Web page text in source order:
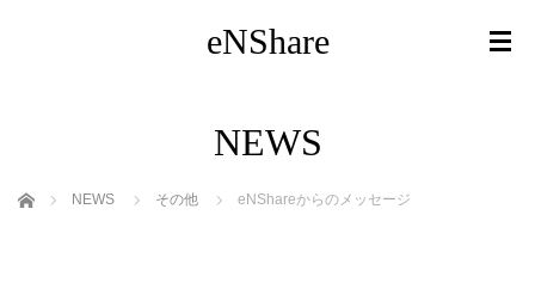
eNShare
NEWS
ホーム NEWS その他 eNShareからのメッセージ